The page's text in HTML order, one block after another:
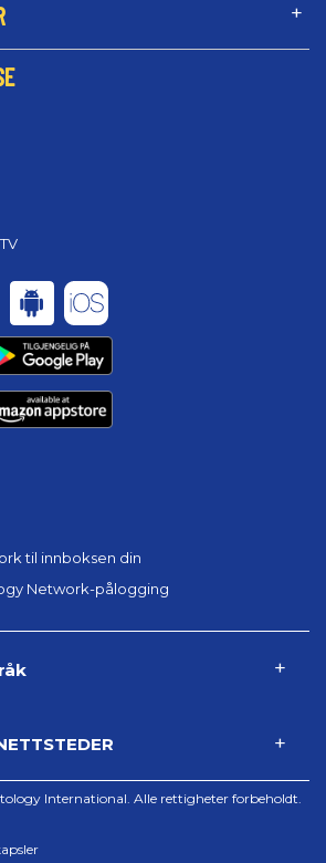
til innboksen din
Network-pålogging
International. Alle rettigheter forbeholdt.